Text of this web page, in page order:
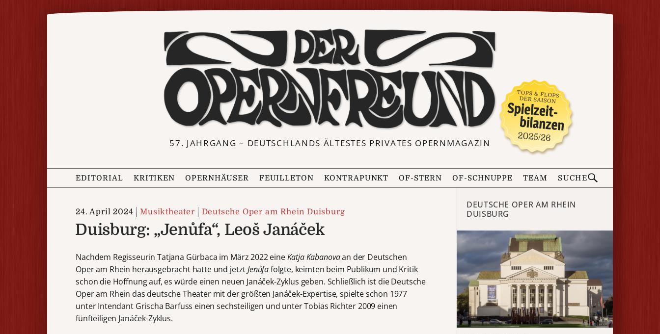
57. JAHRGANG – DEUTSCHLANDS ÄLTESTES PRIVATES OPERNMAGAZIN
EDITORIAL KRITIKEN OPERNHÄUSER FEUILLETON KONTRAPUNKT OF-STERN OF-SCHNUPPE TEAM SUCHE
24. April 2024 Musiktheater Deutsche Oper am Rhein Duisburg
Duisburg: „Jenůfa“, Leoš Janáček
Nachdem Regisseurin Tatjana Gürbaca im März 2022 eineKatja Kabanovaan der Deutschen
Oper am Rhein herausgebracht hatte und jetztJenůfafolgte, keimten beim Publikum und Kritik
schon die Hoffnung auf, es würde einen neuen Janáček-Zyklus geben. Schließlich ist die Deutsche
Oper am Rhein das deutsche Theater mit der größten Janáček-Expertise, spielte schon 1977
unter Intendant Grischa Barfuss einen sechsteiligen und unter Tobias Richter 2009 einen
fünfteiligen Janáček-Zyklus.
DEUTSCHE OPER AM RHEIN
DUISBURG